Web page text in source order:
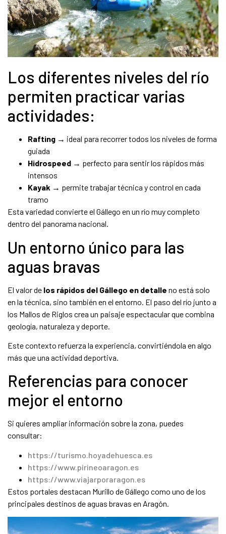
Los diferentes niveles del río
permiten practicar varias
actividades:
Rafting → ideal para recorrer todos los niveles de forma
guiada
Hidrospeed → perfecto para sentir los rápidos más
intensos
Kayak → permite trabajar técnica y control en cada
tramo
Esta variedad convierte el Gállego en un río muy completo
dentro del panorama nacional.
Un entorno único para las
aguas bravas
El valor de los rápidos del Gállego en detalle no está solo
en la técnica, sino también en el entorno. El paso del río junto a
los Mallos de Riglos crea un paisaje espectacular que combina
geología, naturaleza y deporte.
Este contexto refuerza la experiencia, convirtiéndola en algo
más que una actividad deportiva.
Referencias para conocer
mejor el entorno
Si quieres ampliar información sobre la zona, puedes
consultar:
https://turismo.hoyadehuesca.es
https://www.pirineoaragon.es
https://www.viajarporaragon.es
Estos portales destacan Murillo de Gállego como uno de los
principales destinos de aguas bravas en Aragón.